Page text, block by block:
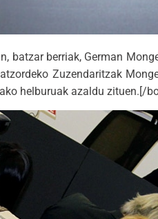
batzar berriak, German
Zuzendaritzak
helburuak azaldu zituen.[/